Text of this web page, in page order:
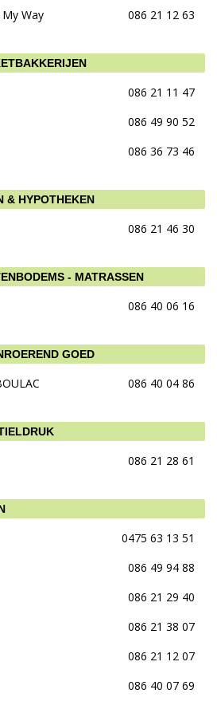
Way
086 21 12 63
086 21 11 47
086 49 90 52
086 36 73 46
& HYPOTHEKEN
086 21 46 30
- MATRASSEN
086 40 06 16
GOED
086 40 04 86
086 21 28 61
0475 63 13 51
086 49 94 88
086 21 29 40
086 21 38 07
086 21 12 07
086 40 07 69